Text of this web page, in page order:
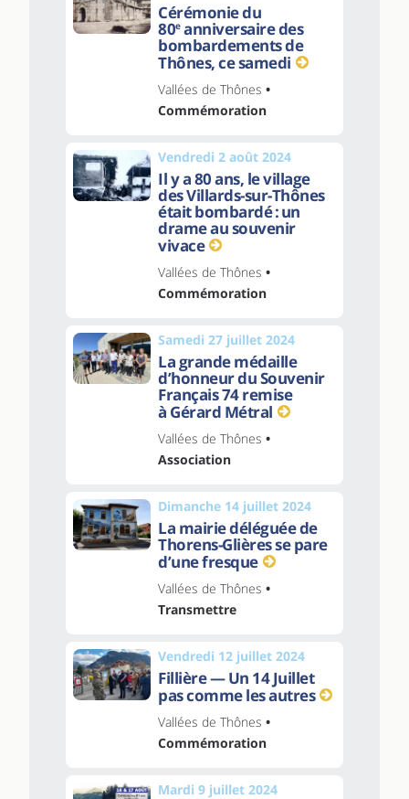
Cérémonie du
80eanniversaire des
bombardements de
Thônes, ce samedi
Vallées de Thônes •
Commémoration
Vendredi 2 août 2024
Il y a 80 ans, le village
des Villards-sur-Thônes
était bombardé : un
drame au souvenir
vivace
Vallées de Thônes •
Commémoration
Samedi 27 juillet 2024
La grande médaille
d’honneur du Souvenir
Français 74 remise
à Gérard Métral
Vallées de Thônes •
Association
Dimanche 14 juillet 2024
La mairie déléguée de
Thorens-Glières se pare
d’une fresque
Vallées de Thônes •
Transmettre
Vendredi 12 juillet 2024
Fillière — Un 14 Juillet
pas comme les autres
Vallées de Thônes •
Commémoration
Mardi 9 juillet 2024